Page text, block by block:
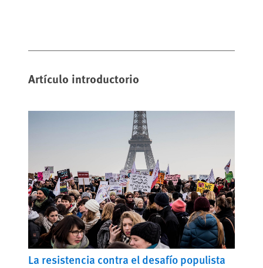
Artículo introductorio
La resistencia contra el desafío populista